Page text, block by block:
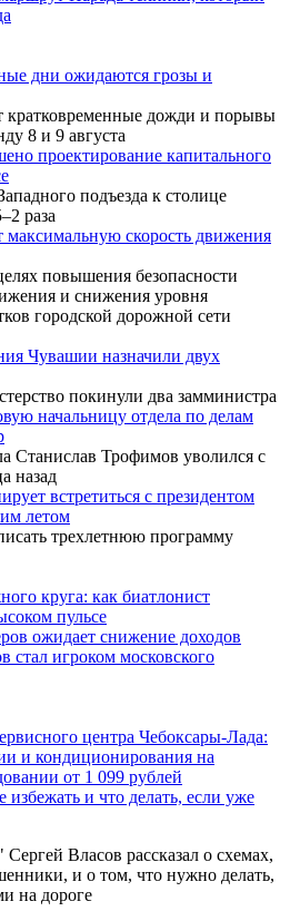
дни ожидаются грозы и
дожди и порывы
8 и 9 августа
проектирование капитального
подъезда к столице
раза
максимальную скорость движения
повышения безопасности
и снижения уровня
городской дорожной сети
Чувашии назначили двух
покинули два замминистра
начальницу отдела по делам
Станислав Трофимов уволился с
назад
встретиться с президентом
летом
трехлетнюю программу
круга: как биатлонист
пульсе
ожидает снижение доходов
стал игроком московского
центра Чебоксары-Лада:
и кондиционирования на
от 1 099 рублей
избежать и что делать, если уже
Власов рассказал о схемах,
и о том, что нужно делать,
на дороге